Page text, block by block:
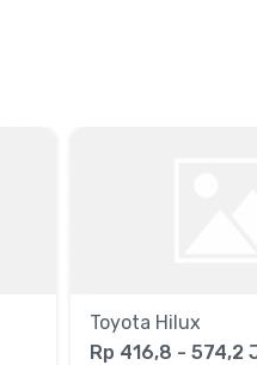
Toyota Hilux
Rp 416,8 - 574,2